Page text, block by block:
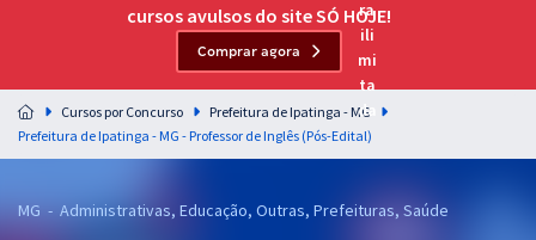
Residências Multiprofissionais
Preparação completa e intensiva para as principais
residências em saúde do Brasil
cursos avulsos do site SÓ HOJE!
Comprar agora
Cursos por Concurso
Prefeitura de Ipatinga - MG
Prefeitura de Ipatinga - MG - Professor de Inglês (Pós-Edital)
MG - Administrativas, Educação, Outras, Prefeituras, Saúde